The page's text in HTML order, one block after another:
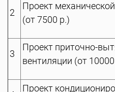
2
Проект
(от 7500 р.)
3
Проект приточно-
вентиляции (от
Проект